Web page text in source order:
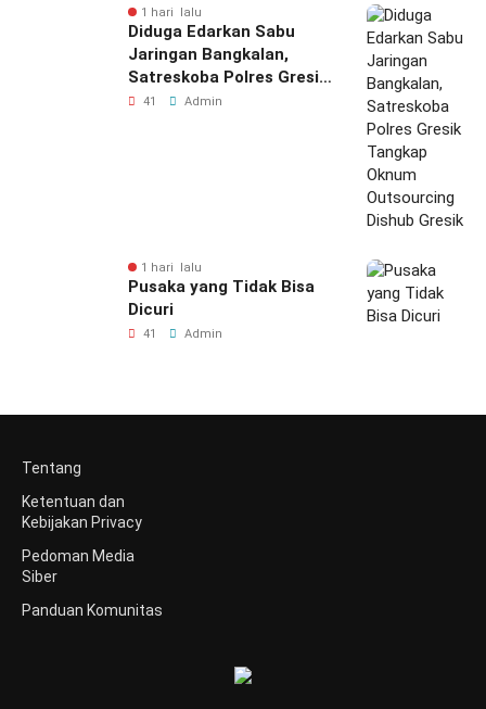
1 hari lalu
Diduga Edarkan Sabu
Jaringan Bangkalan,
Satreskoba Polres Gresik
Tangkap Oknum
41 Admin
1 hari lalu
Pusaka yang Tidak Bisa
Dicuri
41 Admin
Tentang
Ketentuan dan
Kebijakan Privacy
Pedoman Media
Siber
Panduan Komunitas